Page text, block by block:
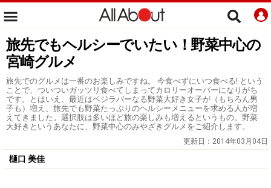
旅先でもヘルシーでいたい！野菜中心の
宮崎グルメ
旅先でのグルメは一番のお楽しみですね。 今食べずにいつ食べる! という
ことで、ついついガッツリ食べてしまってカロリーオーバーになりがち
です。とはいえ、最近はベジラバーなる野菜大好き女子が（もちろん男
子も）増え、旅先でも野菜たっぷりのヘルシーメニューを求める人が増
えてきました。選択肢は多いほど旅の楽しみも増えるというもの。野菜
大好きというあなたに、野菜中心のみやざきグルメをご紹介します。
更新日： 2014年03月04日
樋口 美佳